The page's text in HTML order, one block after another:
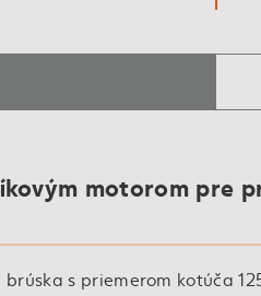
motorom pre
s priemerom kotúča